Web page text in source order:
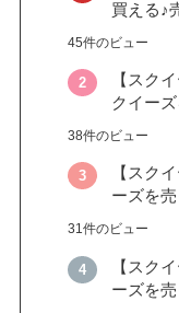
買える♪
45件のビュー
【スク
クイー
38件のビュー
【スク
ーズを
31件のビュー
【スク
ーズを